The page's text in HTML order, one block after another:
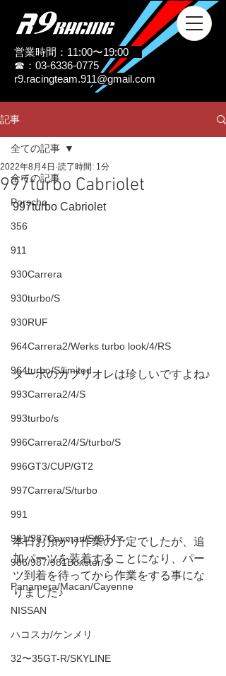
営業時間：11:00〜19:00
☎：03-6336-0775
r9.racingteam.911@gmail.com
記事
全ての記事
Porsche
356
911
930Carrera
930turbo/S
930RUF
964Carrera2/Werks turbo look/4/RS
964turbo/S/limited
993Carrera2/4/S
993turbo/s
996Carrera2/4/S/turbo/S
996GT3/CUP/GT2
997Carrera/S/turbo
991
981/987Cayman/S/GT4
986/987/981Boxster/S
Panamera/Macan/Cayenne
NISSAN
ハコスカ/ケンメリ
32〜35GT-R/SKYLINE
全ての記事
997turbo Cabriolet
2022年8月4日 読了時間: 1分
997turbo Cabriolet
ターボのカブリオレは珍しいですよね♪
本日お預かり作業の予定でしたが、追
加パーツを装着することになり、パー
ツ到着を待ってから作業をする事にな
りました♪